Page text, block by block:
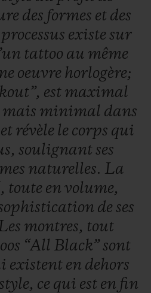
des formes et des
processus existe sur
tattoo au même
oeuvre horlogère;
est maximal
mais minimal dans
et révèle le corps qui
soulignantses
naturelles. La
toute en volume,
de ses
montres, tout
“All Black”sont
existent en dehors
ce qui est en fin